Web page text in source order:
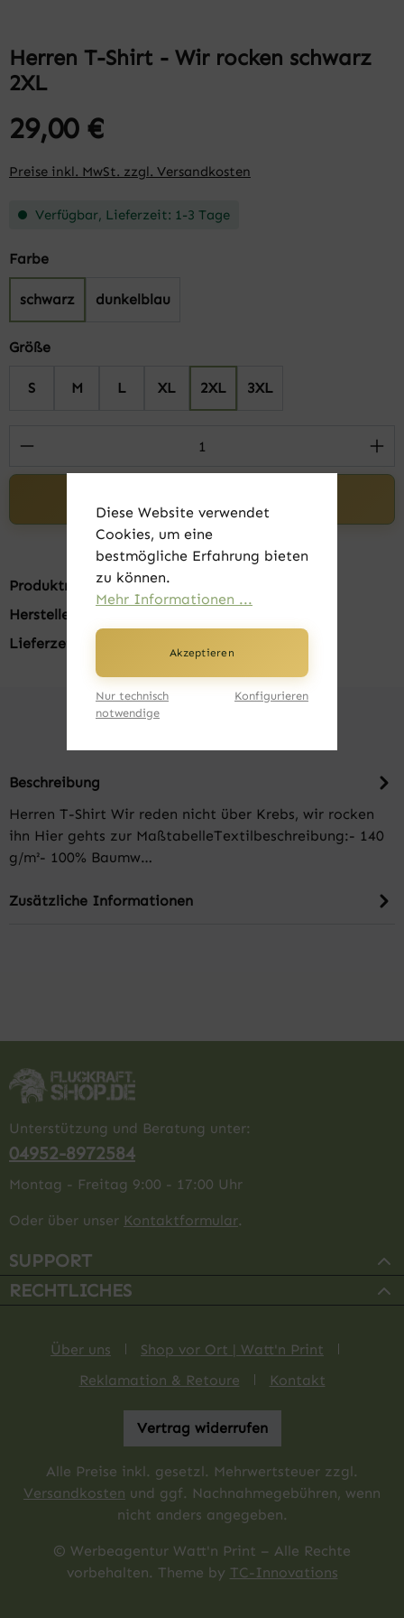
Herren T-Shirt - Wir rocken schwarz
2XL
29,00 €
Preise inkl. MwSt. zzgl. Versandkosten
Verfügbar, Lieferzeit: 1-3 Tage
Farbeauswählen
schwarz dunkelblau
Größeauswählen
S M L XL 2XL 3XL
Produkt Anzahl: Gib den gewünschten
Produktnummer:FK20505-005
Hersteller:
Lieferzeit:
Beschreibung
Herren T-Shirt Wir reden nicht über Krebs, wir rocken
ihn Hier gehts zur MaßtabelleTextilbeschreibung:- 140
g/m²- 100% Baumw…
Zusätzliche Informationen
Unterstützung und Beratung unter:
04952-8972584
Montag - Freitag 9:00 - 17:00 Uhr
Oder über unser Kontaktformular.
SUPPORT
RECHTLICHES
Über uns
Shop vor Ort | Watt'n Print
Reklamation & Retoure
Kontakt
Vertrag widerrufen
Alle Preise inkl. gesetzl. Mehrwertsteuer zzgl.
Versandkosten und ggf. Nachnahmegebühren, wenn
nicht anders angegeben.
© Werbeagentur Watt'n Print – Alle Rechte
vorbehalten. Theme by TC-Innovations
Diese Website verwendet
Cookies, um eine
bestmögliche Erfahrung bieten
zu können.
Mehr Informationen ...
Akzeptieren
Nur technisch
notwendige
Konfigurieren